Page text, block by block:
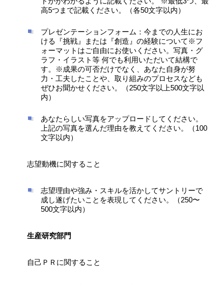
高5つまで記載ください。（各50文字以内）
プレゼンテーションフォーム：今までの人生にお
ける『挑戦』または『創造』の経験について※フ
ォーマットはご自由にお使いください。写真・グ
ラフ・イラスト等 何でも利用いただいて結構で
す。※成果の可否だけでなく、あなた自身が努
力・工夫したことや、取り組みのプロセスなども
ぜひお聞かせください。（250文字以上500文字以
内）
あなたらしい写真をアップロードしてください。
上記の写真を選んだ理由を教えてください。（100
文字以内）
志望動機に関すること
志望理由や強み・スキルを活かしてサントリーで
成し遂げたいことを表現してください。（250〜
500文字以内）
生産研究部門
自己ＰＲに関すること